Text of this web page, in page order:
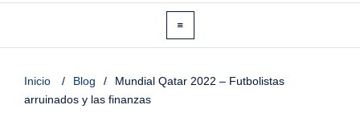
Inicio / Blog /
Mundial Qatar 2022 – Futbolistas
arruinados y las finanzas